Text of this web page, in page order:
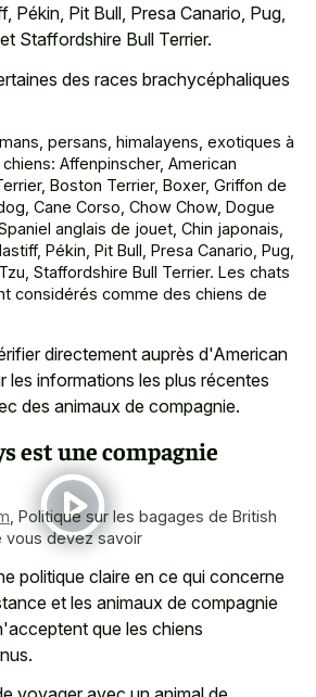
Pékin, Pit Bull, Presa Canario, Pug,
Staffordshire Bull Terrier.
des races brachycéphaliques
persans, himalayens, exotiques à
Affenpinscher, American
Boston Terrier, Boxer, Griffon de
Cane Corso, Chow Chow, Dogue
anglais de jouet, Chin japonais,
Pékin, Pit Bull, Presa Canario, Pug,
Staffordshire Bull Terrier. Les chats
considérés comme des chiens de
directement auprès d'American
les informations les plus récentes
des animaux de compagnie.
est une compagnie
Politique sur les bagages de British
vous devez savoir
politique claire en ce qui concerne
et les animaux de compagnie
que les chiens